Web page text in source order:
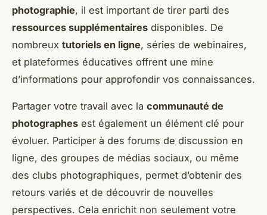
photographie, il est important de tirer parti des
ressources supplémentaires disponibles. De
nombreux tutoriels en ligne, séries de webinaires,
et plateformes éducatives offrent une mine
d’informations pour approfondir vos connaissances.
Partager votre travail avec la communauté de
photographes est également un élément clé pour
évoluer. Participer à des forums de discussion en
ligne, des groupes de médias sociaux, ou même
des clubs photographiques, permet d’obtenir des
retours variés et de découvrir de nouvelles
perspectives. Cela enrichit non seulement votre